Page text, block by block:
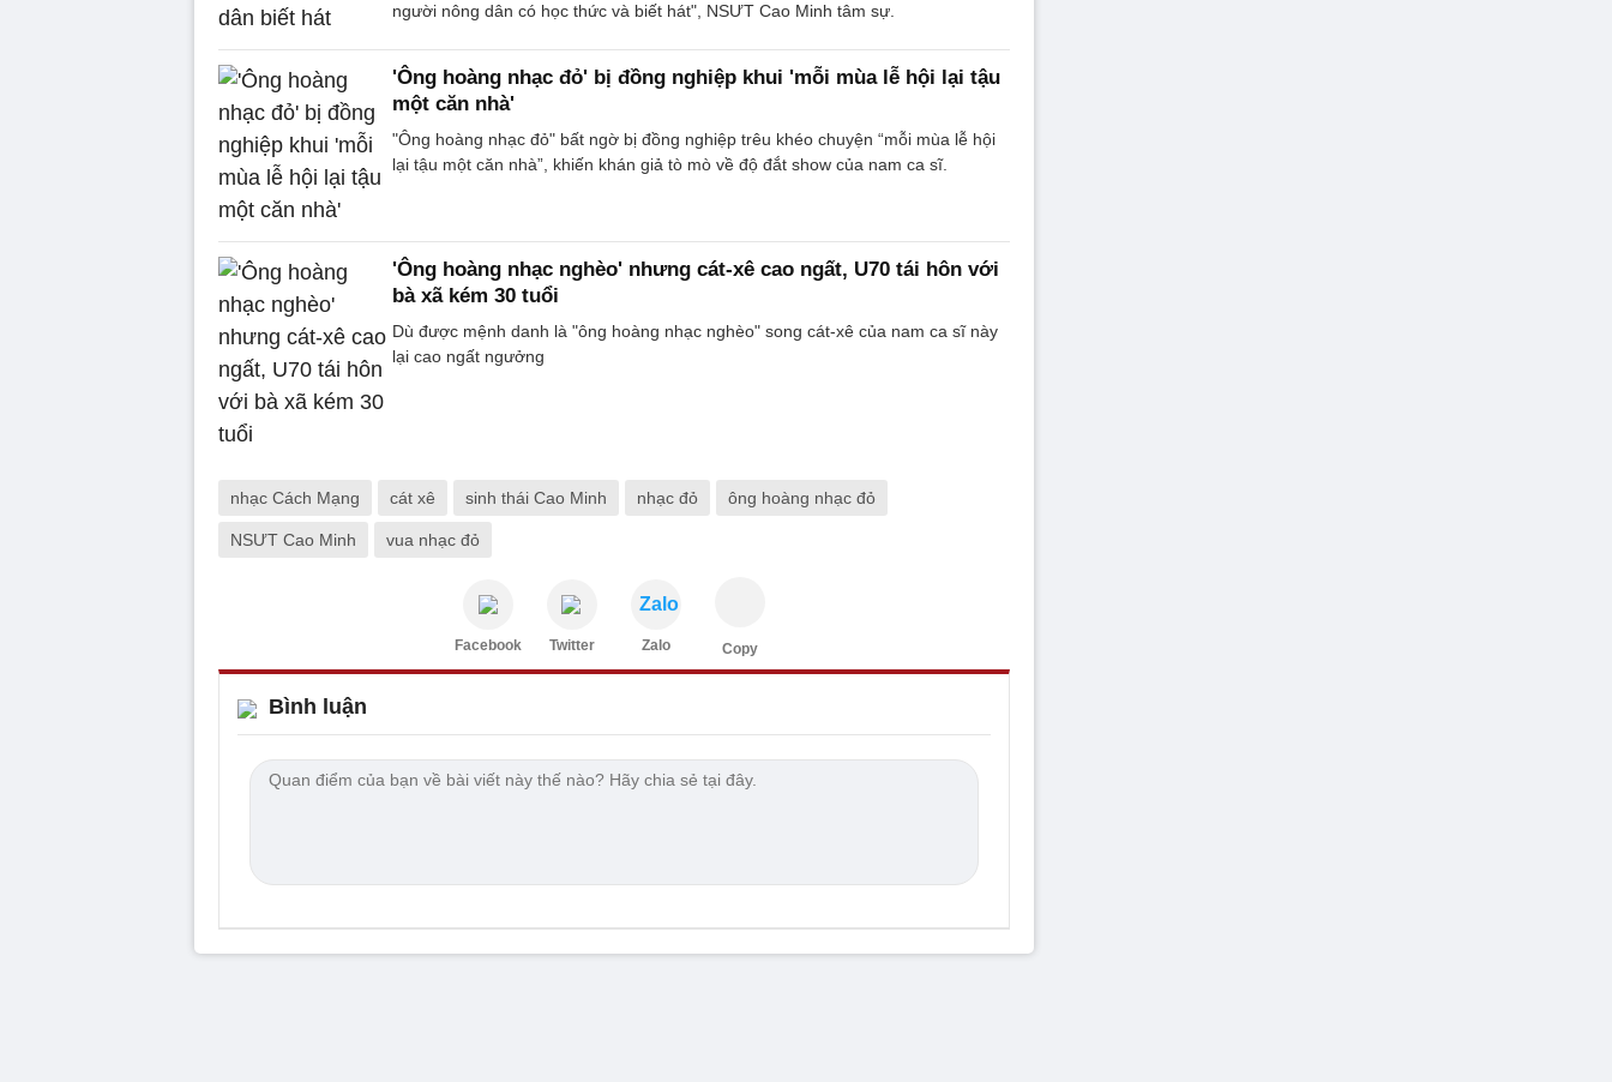
người nông dân có học thức và biết hát", NSƯT Cao Minh tâm sự.
'Ông hoàng nhạc đỏ' bị đồng nghiệp khui 'mỗi mùa lễ hội lại tậu
một căn nhà'
"Ông hoàng nhạc đỏ" bất ngờ bị đồng nghiệp trêu khéo chuyện “mỗi mùa lễ hội
lại tậu một căn nhà”, khiến khán giả tò mò về độ đắt show của nam ca sĩ.
'Ông hoàng nhạc nghèo' nhưng cát-xê cao ngất, U70 tái hôn với
bà xã kém 30 tuổi
Dù được mệnh danh là "ông hoàng nhạc nghèo" song cát-xê của nam ca sĩ này
lại cao ngất ngưởng
nhạc Cách Mạng cát xê sinh thái Cao Minh nhạc đỏ ông hoàng nhạc đỏ
NSƯT Cao Minh vua nhạc đỏ
Facebook Twitter
Zalo
Zalo Copy
Bình luận